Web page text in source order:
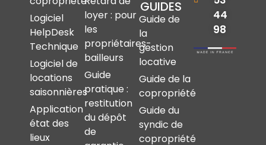
Logiciel
HelpDesk
Technique
Logiciel de
locations
saisonnières
Application
état des
lieux
loyer : pour
les
propriétaires-
bailleurs
Guide
pratique :
restitution
du dépôt
de
GUIDES
Guide de
la
gestion
locative
Guide de la
copropriété
Guide du
syndic de
copropriété
44
98